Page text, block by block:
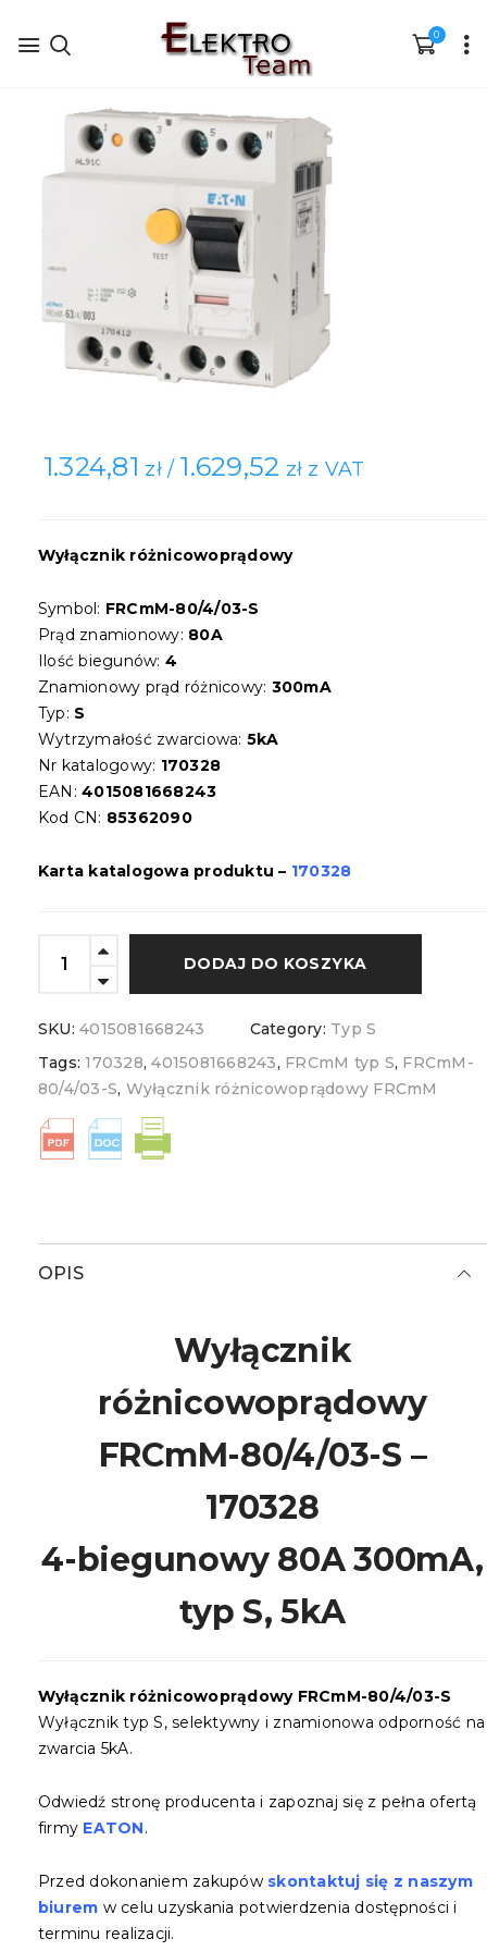
0
1.324,81 zł / 1.629,52 zł z VAT
Wyłącznik różnicowoprądowy
Symbol: FRCmM-80/4/03-S
Prąd znamionowy: 80A
Ilość biegunów: 4
Znamionowy prąd różnicowy: 300mA
Typ: S
Wytrzymałość zwarciowa: 5kA
Nr katalogowy: 170328
EAN:4015081668243
Kod CN: 85362090
Karta katalogowa produktu – 170328
DODAJ DO KOSZYKA
SKU:4015081668243 Category: Typ S
Tags:170328,4015081668243, FRCmM typ S, FRCmM-
80/4/03-S, Wyłącznik różnicowoprądowy FRCmM
OPIS
Wyłącznik
różnicowoprądowy
FRCmM-80/4/03-S –
170328
4-biegunowy 80A 300mA,
typ S, 5kA
Wyłącznik różnicowoprądowy FRCmM-80/4/03-S
Wyłącznik typ S, selektywny i znamionowa odporność na
zwarcia 5kA.
Odwiedź stronę producenta i zapoznaj się z pełna ofertą
firmy EATON.
Przed dokonaniem zakupów skontaktuj się z naszym
biurem w celu uzyskania potwierdzenia dostępności i
terminu realizacji.